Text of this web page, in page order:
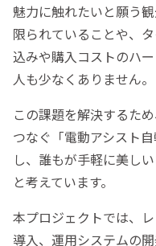
魅力に触れたいと願う
限られていることや、
込みや購入コストのハ
人も少なくありません。
この課題を解決するた
つなぐ「電動アシスト
し、誰もが手軽に美し
と考えています。
本プロジェクトでは、
導入、運用システムの